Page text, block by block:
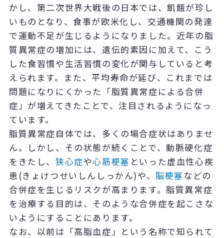
かし、第二次世界大戦後の日本では、飢餓が珍し
いものとなり、食事が欧米化し、交通機関の発達
で運動不足が生じるようになりました。近年の脂
質異常症の増加には、遺伝的素因に加えて、こう
した食習慣や生活習慣の変化が関与していると考
えられます。また、平均寿命が延び、これまでは
問題になりにくかった「脂質異常症による合併
症」が増えてきたことで、注目されるようになっ
ています。
脂質異常症自体では、多くの場合症状はありませ
ん。しかし、その状態が続くことで、動脈硬化症
をきたし、 狭心症や心筋梗塞 といった虚血性心疾
患(きょけつせいしんしっかん)や、脳梗塞 などの
合併症を生じるリスクが高まります。脂質異常症
を治療する目的は、そのような合併症を起こさな
いようにすることにあります。
なお、以前は「高脂血症」という名称で知られて